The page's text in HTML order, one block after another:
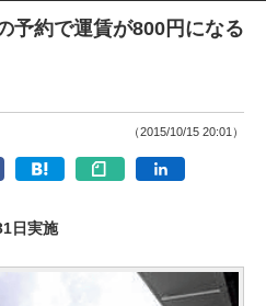
予約で運賃が800円になる
（2015/10/15 20:01）
日実施